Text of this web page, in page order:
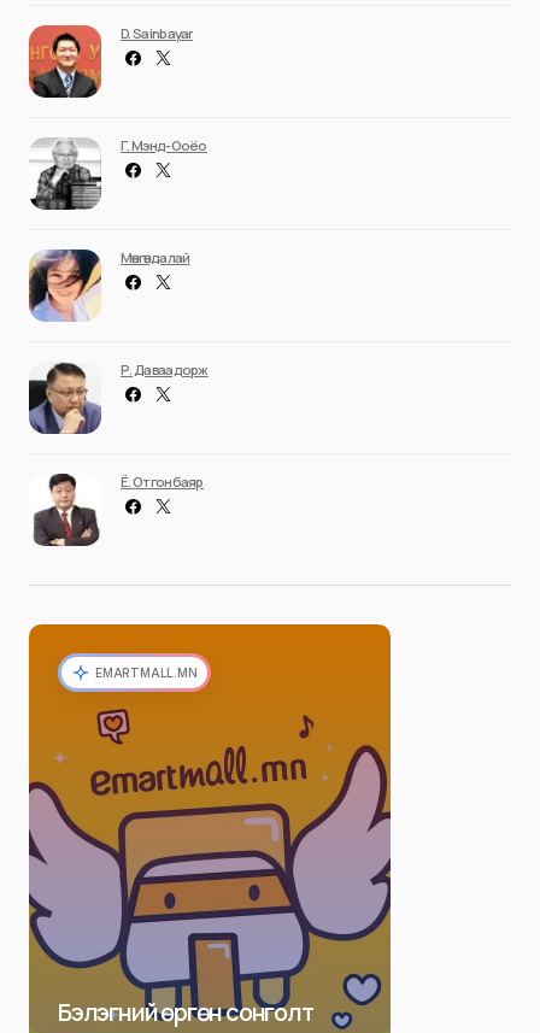
D. Sainbayar
Г. Мэнд-Ооёо
Мөнгөндалай
Р. Даваадорж
Ё. Отгонбаяр
EMARTMALL.MN
Бэлэгний өргөн сонголт